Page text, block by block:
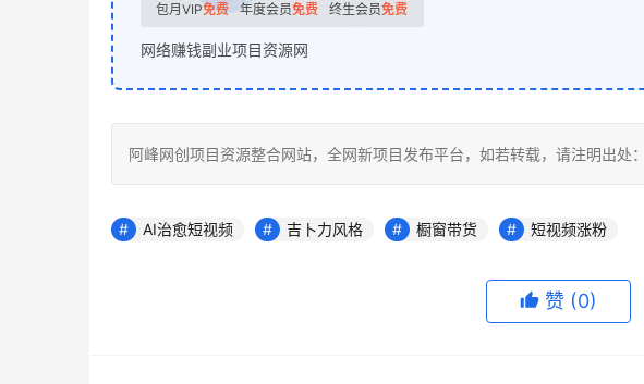
包月VIP免费 年度会员免费 终生会员免费
网络赚钱副业项目资源网
阿峰网创项目资源整合网站，全网新项目发布平台，如若转载，请注明出
AI治愈短视频 吉卜力风格 橱窗带货 短视频涨粉
赞 (0)